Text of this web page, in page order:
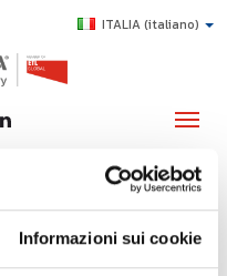
Informazioni sui cookie
ITALIA(italiano)
del